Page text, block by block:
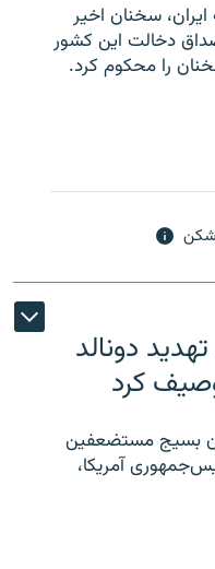
سخنان اخیر
دخالت این کشور
را محکوم کرد.
دونالد
کرد
بسیج مستضعفین
آمریکا،